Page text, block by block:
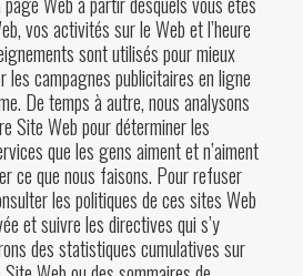
vos activités sur le Web et l’heure
sont utilisés pour mieux
les campagnes publicitaires en ligne
De temps à autre, nous analysons
Site Web pour déterminer les
que les gens aiment et n’aiment
ce que nous faisons. Pour refuser
les politiques de ces sites Web
et suivre les directives qui s’y
des statistiques cumulatives sur